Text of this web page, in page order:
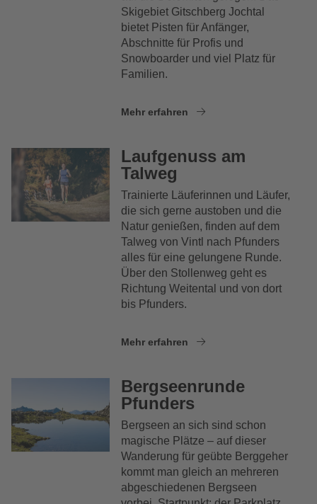
Skigebiet Gitschberg Jochtal
bietet Pisten für Anfänger,
Abschnitte für Profis und
Snowboarder und viel Platz für
Familien.
Mehr erfahren
Laufgenuss am
Talweg
Trainierte Läuferinnen und Läufer,
die sich gerne austoben und die
Natur genießen, finden auf dem
Talweg von Vintl nach Pfunders
alles für eine gelungene Runde.
Über den Stollenweg geht es
Richtung Weitental und von dort
bis Pfunders.
Mehr erfahren
Bergseenrunde
Pfunders
Bergseen an sich sind schon
magische Plätze – auf dieser
Wanderung für geübte Berggeher
kommt man gleich an mehreren
abgeschiedenen Bergseen